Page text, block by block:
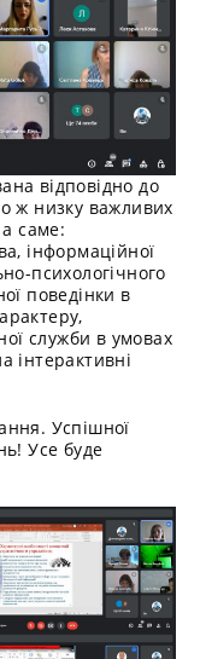
відповідно до
ж низку важливих
а саме:
інформаційної
психологічного
поведінки в
служби в умовах
інтерактивні
Успішної
Усе буде